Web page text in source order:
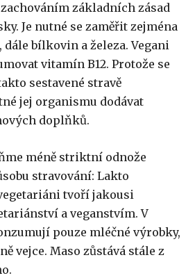
základních zásad
Je nutné se zaměřit zejména
bílkovin a železa. Vegani
vitamín B12. Protože se
sestavené stravě
jej organismu dodávat
doplňků.
méně striktní odnože
stravování: Lakto
tvoří jakousi
a veganstvím. V
pouze mléčné výrobky,
vejce. Maso zůstává stále z